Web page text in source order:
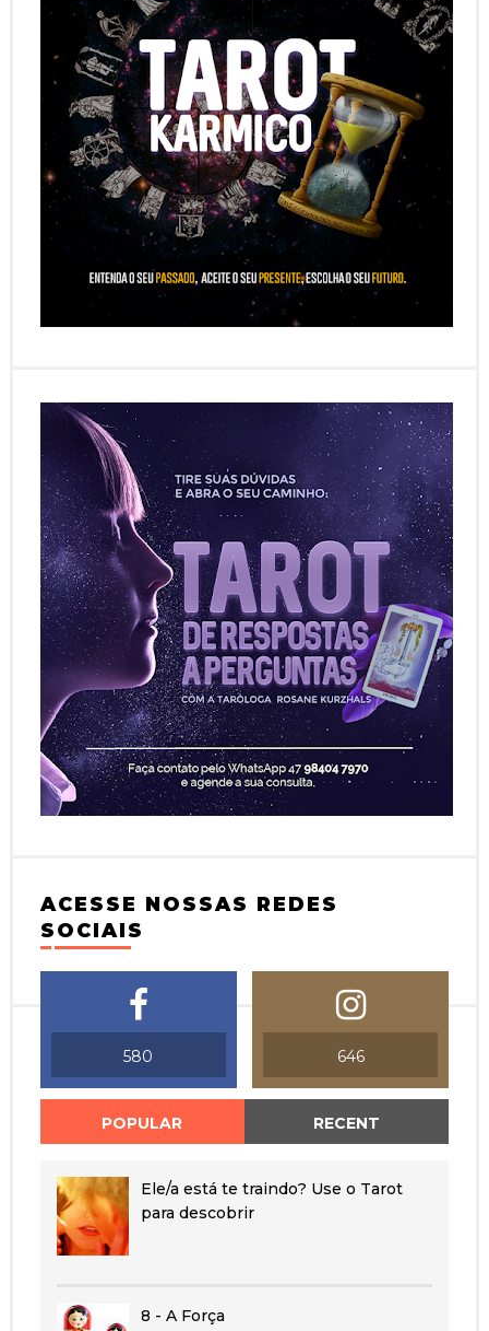
ACESSE NOSSAS REDES
SOCIAIS
580 646
POPULAR RECENT
Ele/a está te traindo? Use o Tarot
para descobrir
8 - A Força